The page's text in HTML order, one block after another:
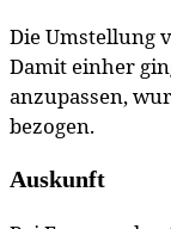
Die Umstellung
Damit einher
anzupassen,
bezogen.
Auskunft